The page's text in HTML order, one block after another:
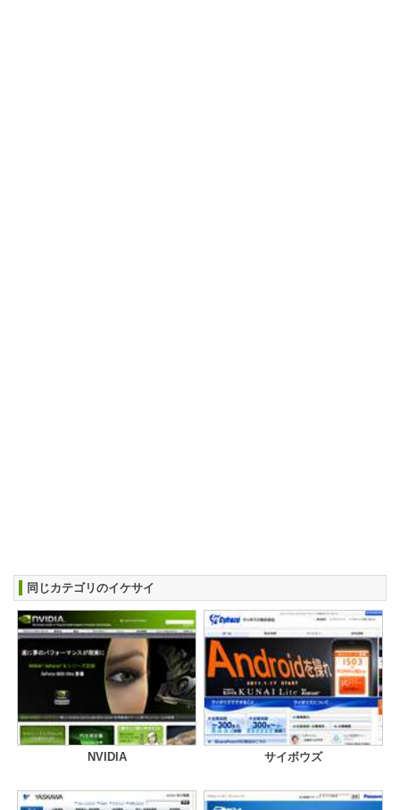
同じカテゴリのイケサイ
NVIDIA サイボウズ